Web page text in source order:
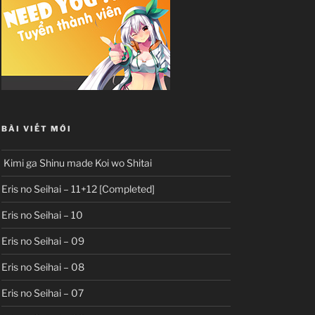
BÀI VIẾT MỚI
Kimi ga Shinu made Koi wo Shitai
Eris no Seihai – 11+12 [Completed]
Eris no Seihai – 10
Eris no Seihai – 09
Eris no Seihai – 08
Eris no Seihai – 07